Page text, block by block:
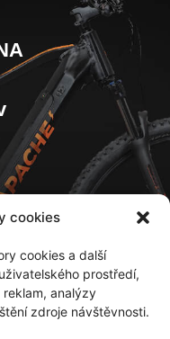
cookies
cookies a další
prostředí,
analýzy
zdroje návštěvnosti.